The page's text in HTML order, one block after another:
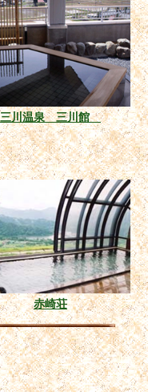
三川温泉 三川館
赤崎荘